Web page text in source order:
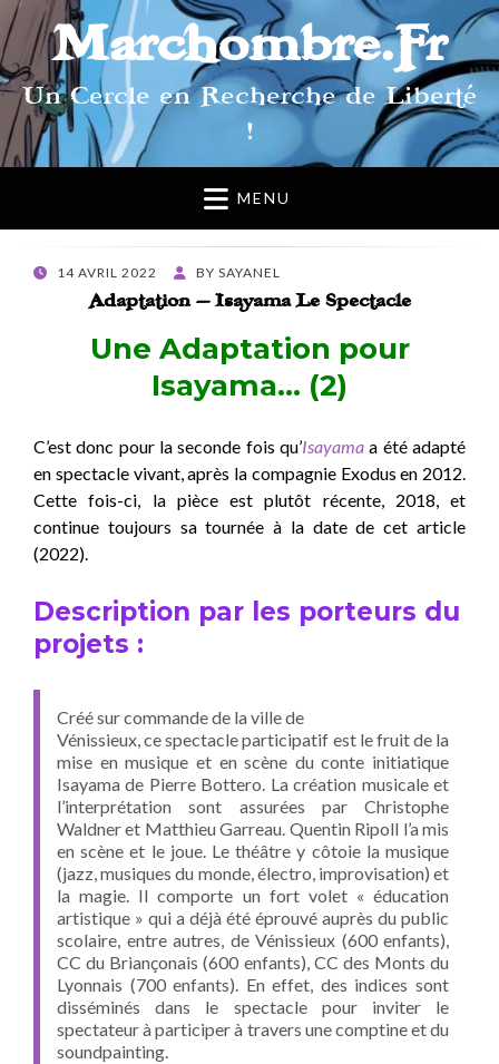
Marchombre.Fr
Un Cercle en Recherche de Liberté
!
MENU
POSTED
14 AVRIL 2022 BY SAYANEL
Adaptation – Isayama Le Spectacle
Une Adaptation pour
Isayama… (2)
C’est donc pour la seconde fois qu’Isayama a été adapté
en spectacle vivant, après la compagnie Exodus en 2012.
Cette fois-ci, la pièce est plutôt récente, 2018, et
continue toujours sa tournée à la date de cet article
(2022).
Description par les porteurs du
projets :
Créé sur commande de la ville de
Vénissieux, ce spectacle participatif est le fruit de la
mise en musique et en scène du conte initiatique
Isayama de Pierre Bottero. La création musicale et
l’interprétation sont assurées par Christophe
Waldner et Matthieu Garreau. Quentin Ripoll l’a mis
en scène et le joue. Le théâtre y côtoie la musique
(jazz, musiques du monde, électro, improvisation) et
la magie. Il comporte un fort volet « éducation
artistique » qui a déjà été éprouvé auprès du public
scolaire, entre autres, de Vénissieux (600 enfants),
CC du Briançonais (600 enfants), CC des Monts du
Lyonnais (700 enfants). En effet, des indices sont
disséminés dans le spectacle pour inviter le
spectateur à participer à travers une comptine et du
soundpainting.